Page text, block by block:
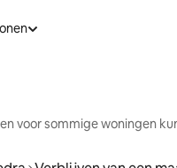
voor sommige woningen